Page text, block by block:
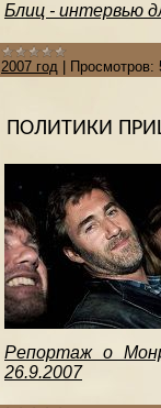
Блиц - интервью
2007 год Просмотров:
ПОЛИТИКИ
Репортаж о
26.9.2007